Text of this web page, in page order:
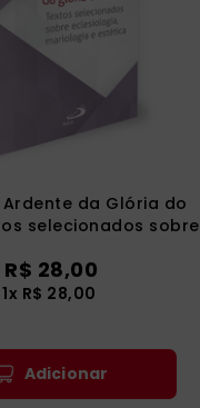
Ardente da Glória do
selecionados sobre
R$ 28,00
1x R$ 28,00
Adicionar